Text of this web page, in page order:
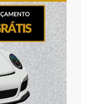
PRESTADORES DE
VIVIANE LIMA(MDB)
DE VOTOS
ENERGIA QUE
EM MANAUS
SEGUNDA QUINZENA